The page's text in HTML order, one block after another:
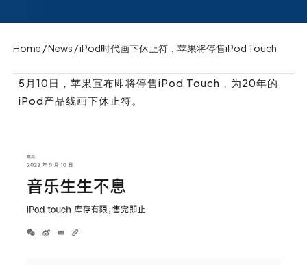
Home /News /iPod时代画下休止符，苹果将停售iPod Touch
5月10日，苹果宣布即将停售iPod Touch，为20年的
iPod产品线画下休止符。